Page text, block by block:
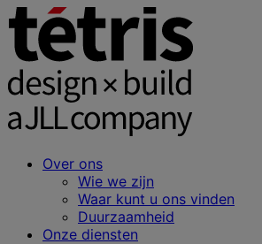
Over ons
Wie we zijn
Waar kunt u ons vinden
Duurzaamheid
Onze diensten